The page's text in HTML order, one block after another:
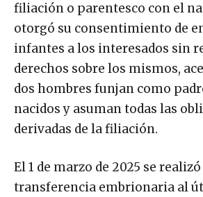
filiación o parentesco con el
otorgó su consentimiento de
infantes a los interesados sin
derechos sobre los mismos,
dos hombres funjan como
nacidos y asuman todas las
derivadas de la filiación.
El 1 de marzo de 2025 se
transferencia embrionaria al